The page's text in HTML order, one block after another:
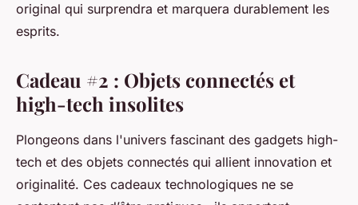
original qui surprendra et marquera durablement les
esprits.
Cadeau #2 : Objets connectés et
high-tech insolites
Plongeons dans l'univers fascinant des gadgets high-
tech et des objets connectés qui allient innovation et
originalité. Ces cadeaux technologiques ne se